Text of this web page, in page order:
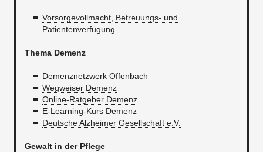
Vorsorgevollmacht, Betreuungs- und
Patientenverfügung
Thema Demenz
Demenznetzwerk Offenbach​
Wegweiser Demenz
Online-Ratgeber Demenz
E-Learning-Kurs Demenz
Deutsche Alzheimer Gesellschaft e.V.
Gewalt in der Pflege